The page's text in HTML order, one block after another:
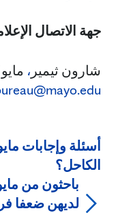
جهة الاتصال
شارون ثيمير ،
أسئلة وإجابات
الكاحل؟
باحثون من
لديهن ضعفا